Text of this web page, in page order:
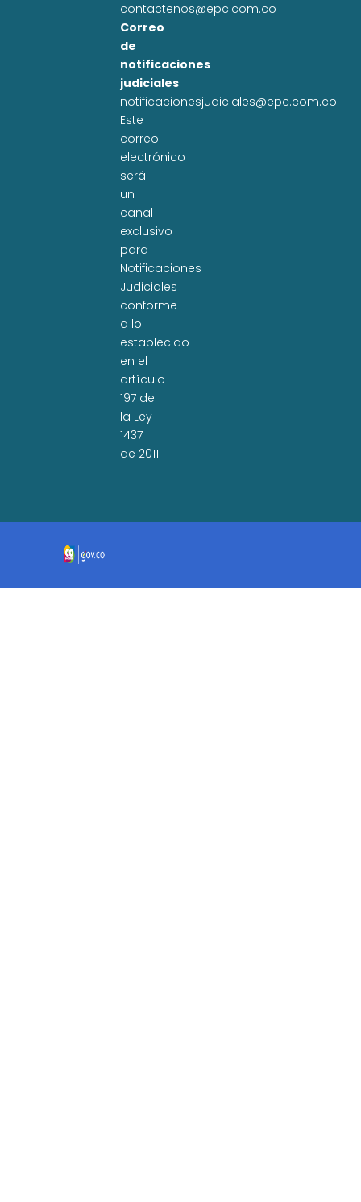
contactenos@epc.com.co
Correo
de
notificaciones
judiciales:
notificacionesjudiciales@epc.com.co
Este
correo
electrónico
será
un
canal
exclusivo
para
Notificaciones
Judiciales
conforme
a lo
establecido
en el
artículo
197 de
la Ley
1437
de 2011